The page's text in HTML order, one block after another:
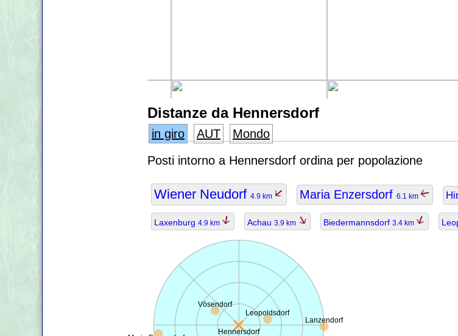
Distanze da Hennersdorf
in giro AUT
Mondo
Posti intorno a Hennersdorf ordina per popolazione
Wiener Neudorf 4.9 km Maria Enzersdorf 6.1 km
Laxenburg 4.9 km Achau 3.9 km Biedermannsdorf 3.4 km
Hennersdorf
Lanzendorf
Leopoldsdorf
Vösendorf